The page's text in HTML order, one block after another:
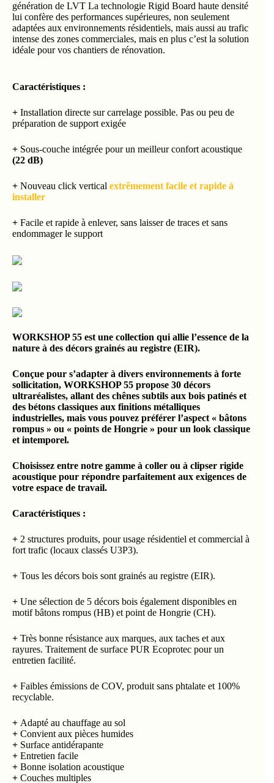
génération de LVT La technologie Rigid Board haute densité
lui confère des performances supérieures, non seulement
adaptées aux environnements résidentiels, mais aussi au trafic
intense des zones commerciales, mais en plus c’est la solution
idéale pour vos chantiers de rénovation.
Caractéristiques :
+ Installation directe sur carrelage possible. Pas ou peu de
préparation de support exigée
+ Sous-couche intégrée pour un meilleur confort acoustique
(22 dB)
+ Nouveau click vertical extrêmement facile et rapide à
installer
+ Facile et rapide à enlever, sans laisser de traces et sans
endommager le support
WORKSHOP 55 est une collection qui allie l’essence de la
nature à des décors grainés au registre (EIR).
Conçue pour s’adapter à divers environnements à forte
sollicitation, WORKSHOP 55 propose 30 décors
ultraréalistes, allant des chênes subtils aux bois patinés et
des bétons classiques aux finitions métalliques
industrielles, mais vous pouvez préférer l’aspect « bâtons
rompus » ou « points de Hongrie » pour un look classique
et intemporel.
Choisissez entre notre gamme à coller ou à clipser rigide
acoustique pour répondre parfaitement aux exigences de
votre espace de travail.
Caractéristiques :
+ 2 structures produits, pour usage résidentiel et commercial à
fort trafic (locaux classés U3P3).
+ Tous les décors bois sont grainés au registre (EIR).
+ Une sélection de 5 décors bois également disponibles en
motif bâtons rompus (HB) et point de Hongrie (CH).
+ Très bonne résistance aux marques, aux taches et aux
rayures. Traitement de surface PUR Ecoprotec pour un
entretien facilité.
+ Faibles émissions de COV, produit sans phtalate et 100%
recyclable.
+ Adapté au chauffage au sol
+ Convient aux pièces humides
+ Surface antidérapante
+ Entretien facile
+ Bonne isolation acoustique
+ Couches multiples